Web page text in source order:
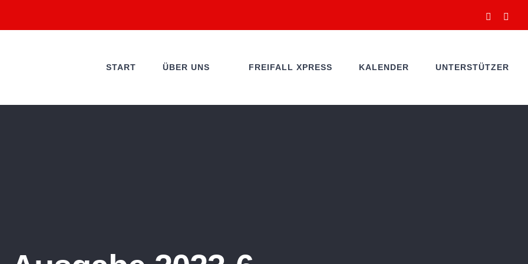
Facebook
START ÜBER UNS FREIFALL XPRESS KALENDER UNTERSTÜTZER